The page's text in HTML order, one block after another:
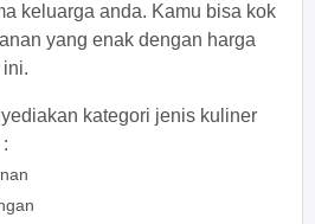
keluarga anda. Kamu bisa kok
yang enak dengan harga
kategori jenis kuliner